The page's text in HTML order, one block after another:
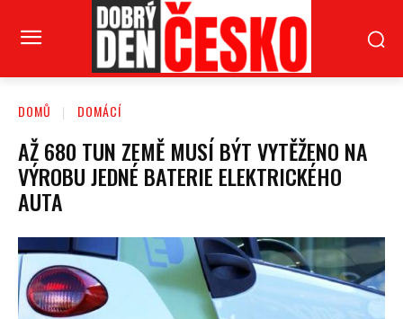
DOMŮ DOMÁCÍ
AŽ 680 TUN ZEMĚ MUSÍ BÝT VYTĚŽENO NA
VÝROBU JEDNÉ BATERIE ELEKTRICKÉHO
AUTA